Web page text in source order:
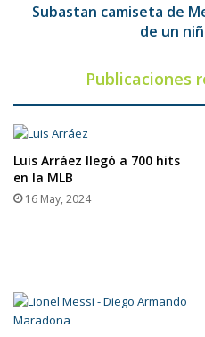
niñoSubastan camiseta de
de un
Publicaciones
Luis Arráez llegó a 700 hits
en la MLB
16 May, 2024